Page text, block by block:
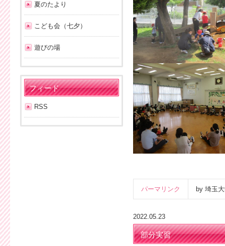
パーマリンク by 埼玉
2022.05.23
部分実習
夏のたより
こども会（七夕）
遊びの場
フィード
RSS